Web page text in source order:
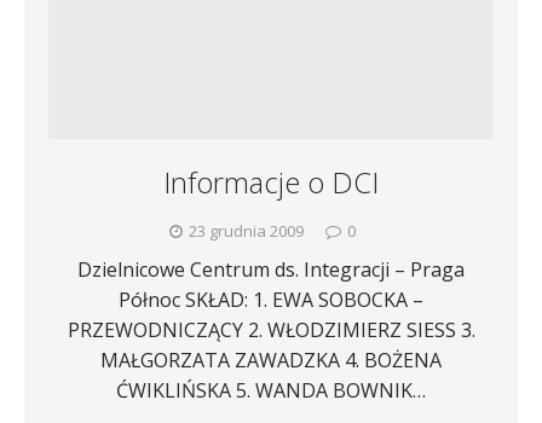
Informacje o DCI
23 grudnia 2009 0
Dzielnicowe Centrum ds. Integracji – Praga
Północ SKŁAD: 1. EWA SOBOCKA –
PRZEWODNICZĄCY 2. WŁODZIMIERZ SIESS 3.
MAŁGORZATA ZAWADZKA 4. BOŻENA
ĆWIKLIŃSKA 5. WANDA BOWNIK…